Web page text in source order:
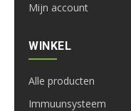
Mijn account
WINKEL
Alle producten
Immuunsysteem